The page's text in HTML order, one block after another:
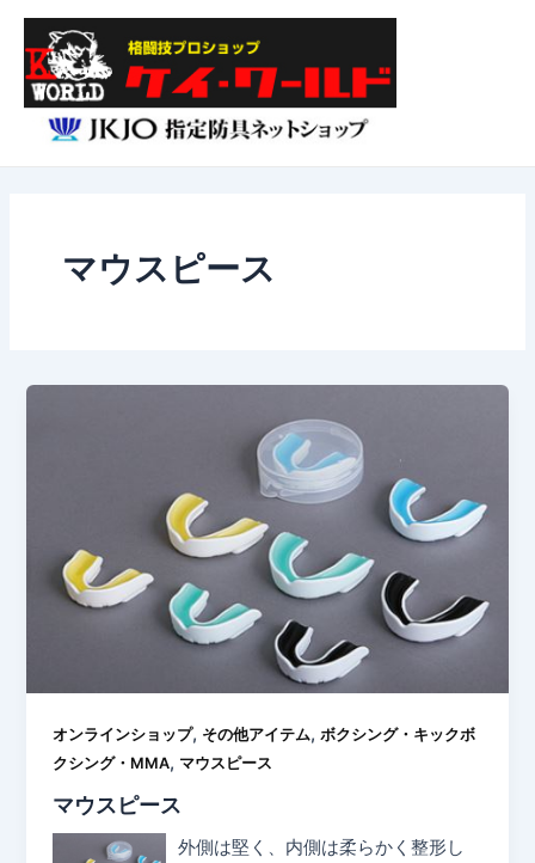
マウスピース
オンラインショップ, その他アイテム,ボクシング・キックボ
クシング・MMA, マウスピース
マウスピース
外側は堅く、内側は柔らかく整形し